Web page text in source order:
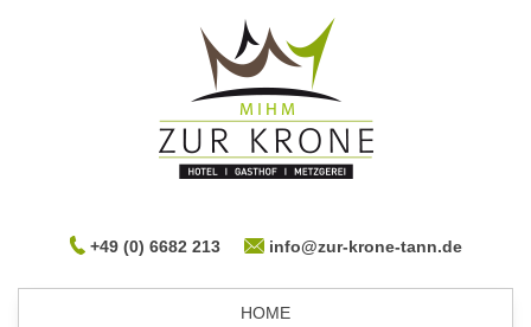
+49 (0) 6682 213 info@zur-krone-tann.de
HOME